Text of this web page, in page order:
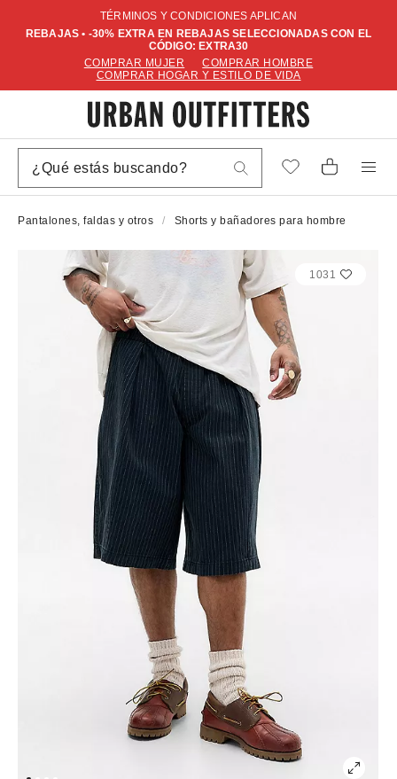
TÉRMINOS Y CONDICIONES APLICAN
REBAJAS • -30% EXTRA EN REBAJAS SELECCIONADAS CON EL
CÓDIGO: EXTRA30
COMPRAR MUJER
COMPRAR HOMBRE
COMPRAR HOGAR Y ESTILO DE VIDA
Pantalones, faldas y otros Shorts y bañadores para hombre
1031